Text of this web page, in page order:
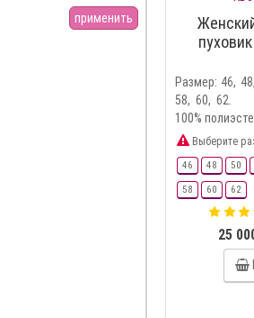
применить
Размер: 46,
58, 60, 62.
100%
Выберите
46 48 50
58 60 62
25